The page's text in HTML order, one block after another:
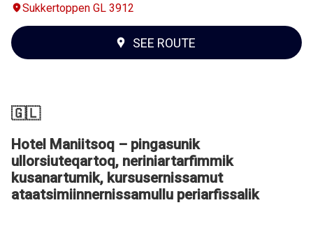
Sukkertoppen GL 3912
SEE ROUTE
🇬🇱
Hotel Maniitsoq – pingasunik
ullorsiuteqartoq, neriniartarfimmik
kusanartumik, kursusernissamut
ataatsimiinnernissamullu periarfissalik